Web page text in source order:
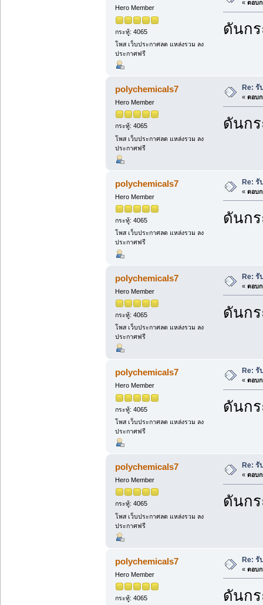
Hero Member
กระทู้: 4065
โพส เว็บประกาศลด แหล่งรวม ลง
ประกาศฟรี
« ตอบก
ดันก
polychemicals7
Hero Member
กระทู้: 4065
โพส เว็บประกาศลด แหล่งรวม ลง
ประกาศฟรี
Re: รั
« ตอบก
ดันก
polychemicals7
Hero Member
กระทู้: 4065
โพส เว็บประกาศลด แหล่งรวม ลง
ประกาศฟรี
Re: รั
« ตอบก
ดันก
polychemicals7
Hero Member
กระทู้: 4065
โพส เว็บประกาศลด แหล่งรวม ลง
ประกาศฟรี
Re: รั
« ตอบก
ดันก
polychemicals7
Hero Member
กระทู้: 4065
โพส เว็บประกาศลด แหล่งรวม ลง
ประกาศฟรี
Re: รั
« ตอบก
ดันก
polychemicals7
Hero Member
กระทู้: 4065
โพส เว็บประกาศลด แหล่งรวม ลง
ประกาศฟรี
Re: รั
« ตอบก
ดันก
polychemicals7
Hero Member
กระทู้: 4065
Re: รั
« ตอบก
ดันก